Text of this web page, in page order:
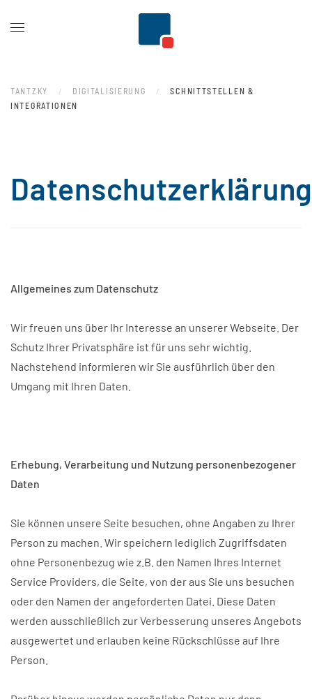
TANTZKY DIGITALISIERUNG
SCHNITTSTELLEN &
INTEGRATIONEN
Datenschutzerklärung
Allgemeines zum Datenschutz
Wir freuen uns über Ihr Interesse an unserer Webseite. Der
Schutz Ihrer Privatsphäre ist für uns sehr wichtig.
Nachstehend informieren wir Sie ausführlich über den
Umgang mit Ihren Daten.
Erhebung, Verarbeitung und Nutzung personenbezogener
Daten
Sie können unsere Seite besuchen, ohne Angaben zu Ihrer
Person zu machen. Wir speichern lediglich Zugriffsdaten
ohne Personenbezug wie z.B. den Namen Ihres Internet
Service Providers, die Seite, von der aus Sie uns besuchen
oder den Namen der angeforderten Datei. Diese Daten
werden ausschließlich zur Verbesserung unseres Angebots
ausgewertet und erlauben keine Rückschlüsse auf Ihre
Person.